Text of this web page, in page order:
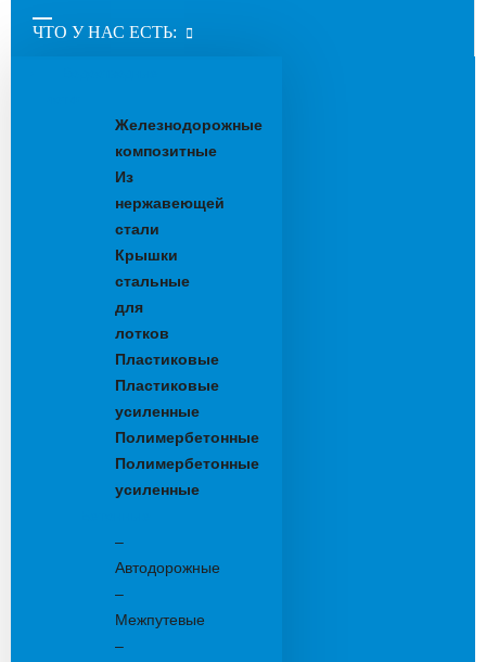
ЧТО У НАС ЕСТЬ:
Железнодорожные
композитные
Из
нержавеющей
стали
Крышки
стальные
для
лотков
Пластиковые
Пластиковые
усиленные
Полимербетонные
Полимербетонные
усиленные
–
Автодорожные
–
Межпутевые
–